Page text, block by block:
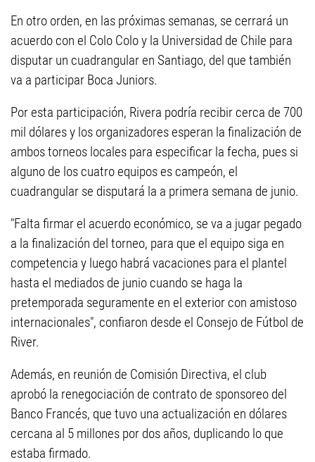
En otro orden, en las próximas semanas, se cerrará un
acuerdo con el Colo Colo y la Universidad de Chile para
disputar un cuadrangular en Santiago, del que también
va a participar Boca Juniors.
Por esta participación, Rivera podría recibir cerca de 700
mil dólares y los organizadores esperan la finalización de
ambos torneos locales para especificar la fecha, pues si
alguno de los cuatro equipos es campeón, el
cuadrangular se disputará la a primera semana de junio.
"Falta firmar el acuerdo económico, se va a jugar pegado
a la finalización del torneo, para que el equipo siga en
competencia y luego habrá vacaciones para el plantel
hasta el mediados de junio cuando se haga la
pretemporada seguramente en el exterior con amistoso
internacionales", confiaron desde el Consejo de Fútbol de
River.
Además, en reunión de Comisión Directiva, el club
aprobó la renegociación de contrato de sponsoreo del
Banco Francés, que tuvo una actualización en dólares
cercana al 5 millones por dos años, duplicando lo que
estaba firmado.